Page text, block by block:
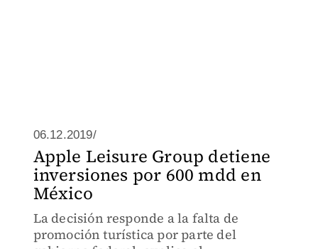
06.12.2019/
Apple Leisure Group detiene
inversiones por 600 mdd en
México
La decisión responde a la falta de
promoción turística por parte del